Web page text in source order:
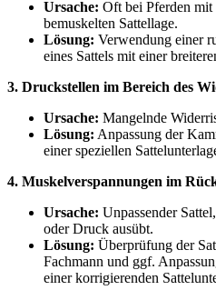
Ursache: Oft bei Pferden
bemuskelten Sattellage.
Lösung: Verwendung einer
eines Sattels mit einer
3. Druckstellen im Bereich des
Ursache: Mangelnde
Lösung: Anpassung der
einer speziellen
4. Muskelverspannungen im
Ursache: Unpassender
oder Druck ausübt.
Lösung: Überprüfung der
Fachmann und ggf.
einer korrigierenden